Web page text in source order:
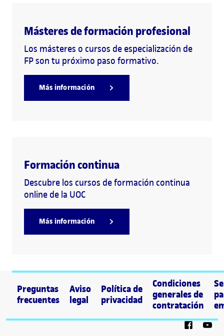
Másteres de formación profesional
Los másteres o cursos de especialización de
FP son tu próximo paso formativo.
Más información
Formación continua
Descubre los cursos de formación continua
online de la UOC
Más información
Preguntas
frecuentes
Aviso
legal
Política de
privacidad
Condiciones
generales de
contratación